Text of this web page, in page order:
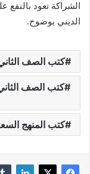
الشراكة تعود
الديني بوضوح.
كتب الصف
كتب المنهج